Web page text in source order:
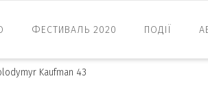
ФЕСТИВАЛЬ 2020 ПОДІЇ
Kaufman 43